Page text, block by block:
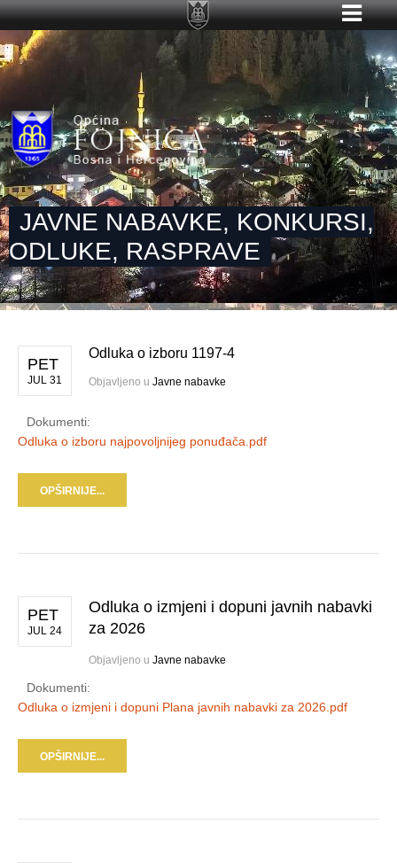
JAVNE NABAVKE, KONKURSI,
ODLUKE, RASPRAVE
PET
JUL 31
Odluka o izboru 1197-4
Objavljeno u Javne nabavke
Dokumenti:
Odluka o izboru najpovoljnijeg ponuđača.pdf
OPŠIRNIJE...
PET
JUL 24
Odluka o izmjeni i dopuni javnih nabavki
za 2026
Objavljeno u Javne nabavke
Dokumenti:
Odluka o izmjeni i dopuni Plana javnih nabavki za 2026.pdf
OPŠIRNIJE...